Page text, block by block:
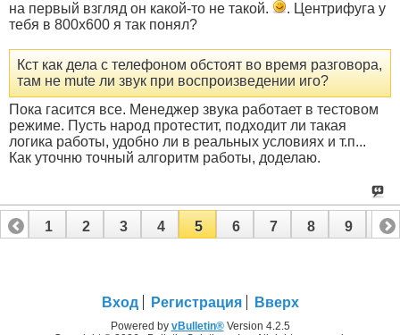
на первый взгляд он какой-то не такой.
. Центрифуга у
тебя в 800x600 я так понял?
Кст как дела с телефоном обстоят во время разговора,
там не mute ли звук при воспроизведении иго?
Пока гасится все. Менеджер звука работает в тестовом
режиме. Пусть народ протестит, подходит ли такая
логика работы, удобно ли в реальных условиях и т.п...
Как уточню точный алгоритм работы, доделаю.
1 2 3 4 5 6 7 8 9 10
Вход Регистрация Вверх
Powered by vBulletin®Version 4.2.5